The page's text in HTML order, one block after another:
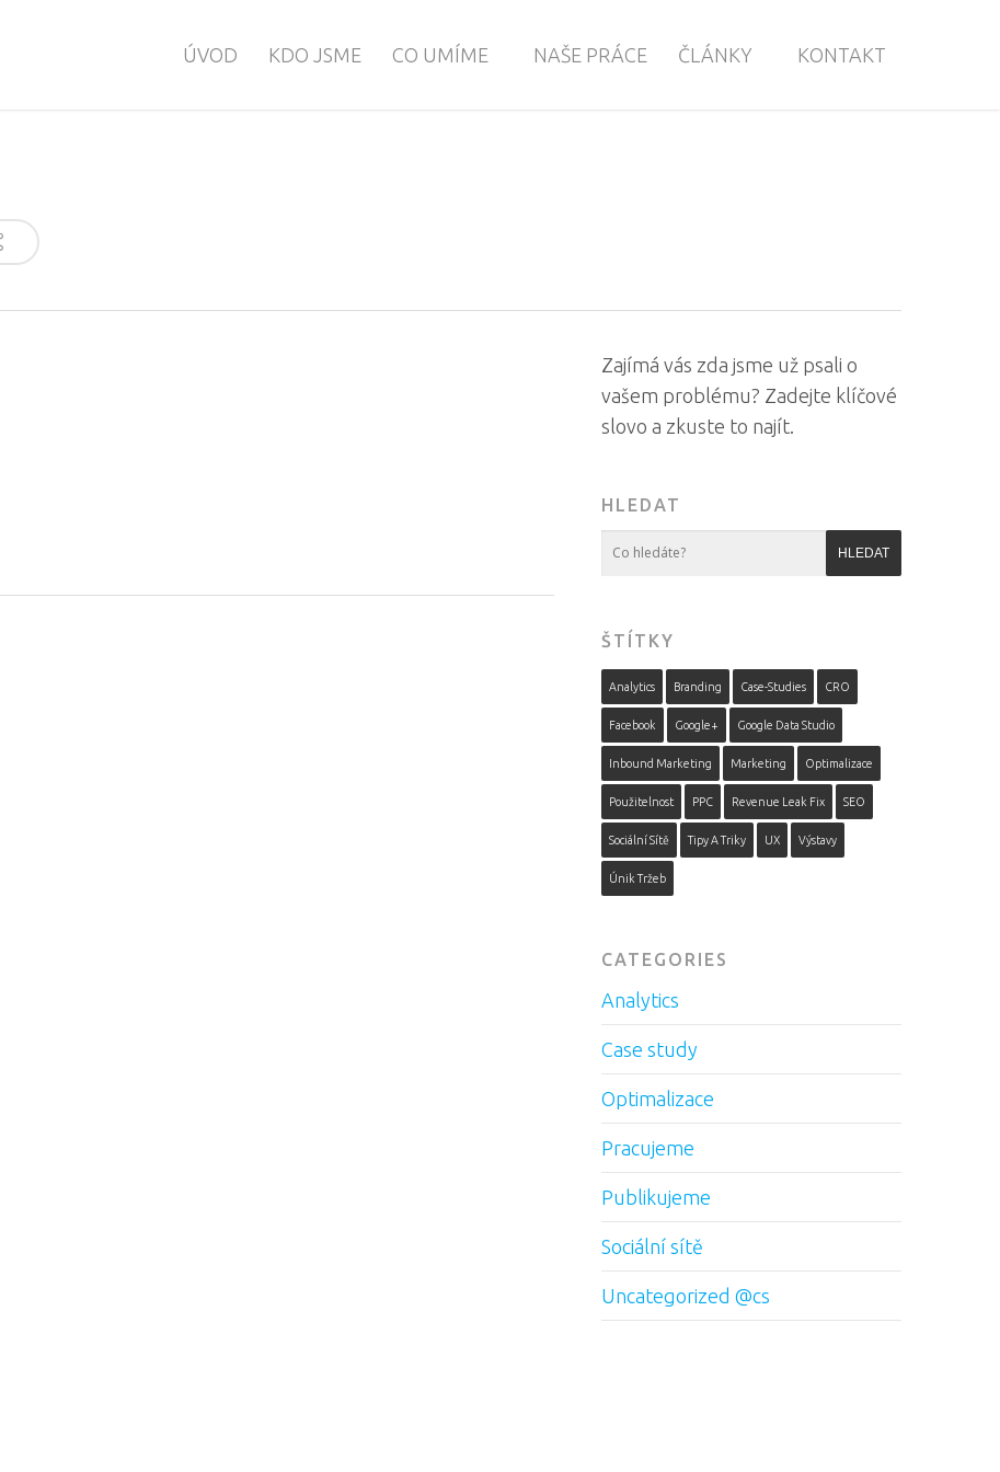
ÚVOD KDO JSME CO UMÍME NAŠE PRÁCE ČLÁNKY KONTAKT
Zajímá vás zda jsme už psali o
vašem problému? Zadejte klíčové
slovo a zkuste to najít.
HLEDAT
ŠTÍTKY
Analytics Branding Case-Studies CRO
Facebook Google+ Google Data Studio
Inbound Marketing Marketing Optimalizace
Použitelnost PPC Revenue Leak Fix SEO
Sociální Sítě Tipy A Triky UX Výstavy
Únik Tržeb
CATEGORIES
Analytics
Case study
Optimalizace
Pracujeme
Publikujeme
Sociální sítě
Uncategorized @cs